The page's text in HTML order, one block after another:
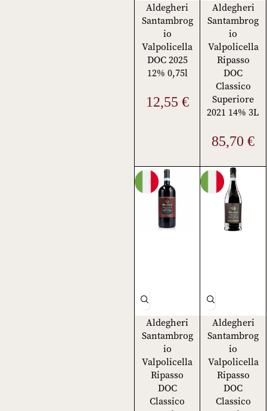
Aldegheri
Santambrog
io
Valpolicella
DOC 2025
12% 0,75l
12,55 €
Aldegheri
Santambrog
io
Valpolicella
Ripasso
DOC
Classico
Superiore
2021 14% 3L
85,70€
Aldegheri
Santambrog
io
Valpolicella
Ripasso
DOC
Classico
Aldegheri
Santambrog
io
Valpolicella
Ripasso
DOC
Classico